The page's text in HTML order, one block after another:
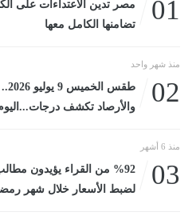
01
مصر تدين الاعتداءات على
تضامنها الكامل معها
منذ شهر واحد
02
والأرصاد تكشف درجات...اليوم الخميس، 9
منذ 6 أشهر
03
%92 من القراء يؤيدون
لضبط الأسعار خلال شهر